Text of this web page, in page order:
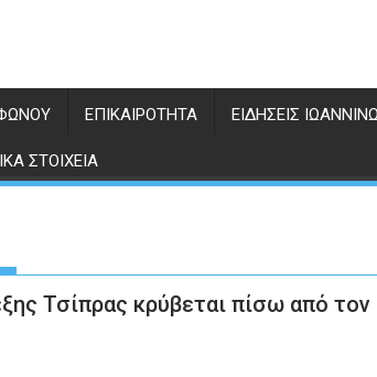
ΕΠΙΚΑΙΡΌΤΗΤΑ ΕΙΔΉΣΕΙΣ
ΣΤΟΙΧΕΊΑ
Τσίπρας κρύβεται πίσω από τον